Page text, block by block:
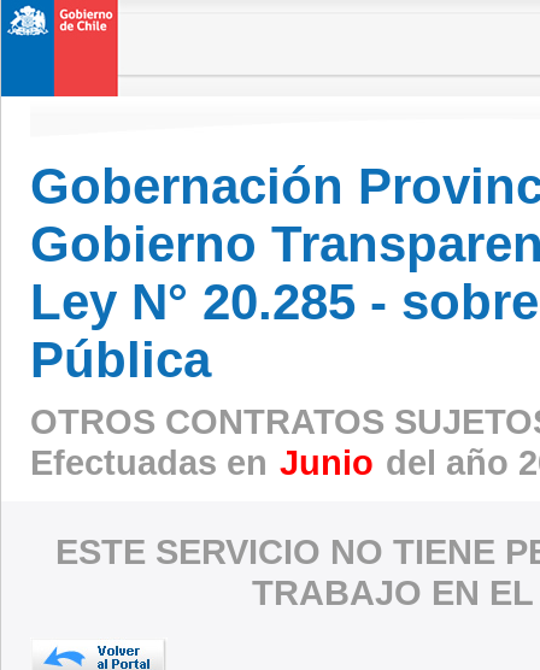
Gobernación
Gobierno
Ley N° 20.285 -
Pública
OTROS CONTRATOS
Efectuadas en Junio del año
ESTE SERVICIO NO TIENE
TRABAJO EN